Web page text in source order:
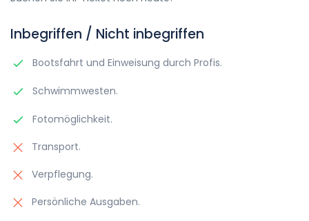
Inbegriffen / Nicht inbegriffen
Bootsfahrt und Einweisung durch Profis.
Schwimmwesten.
Fotomöglichkeit.
Transport.
Verpflegung.
Persönliche Ausgaben.